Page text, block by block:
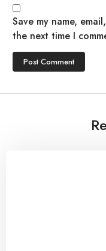
Save my name,
the next time I